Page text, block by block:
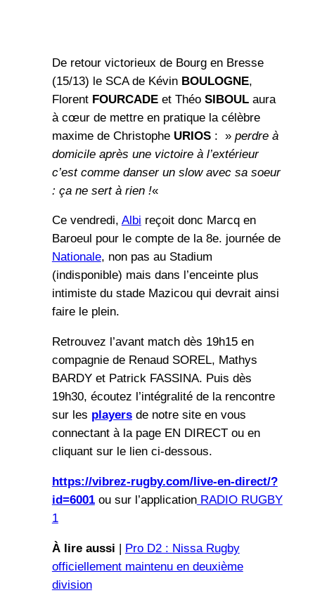
De retour victorieux de Bourg en Bresse
(15/13) le SCA de Kévin BOULOGNE,
Florent FOURCADE et Théo SIBOUL aura
à cœur de mettre en pratique la célèbre
maxime de Christophe URIOS : » perdre à
domicile après une victoire à l’extérieur
c’est comme danser un slow avec sa soeur
: ça ne sert à rien !«
Ce vendredi, Albi reçoit donc Marcq en
Baroeul pour le compte de la 8e. journée de
Nationale, non pas au Stadium
(indisponible) mais dans l’enceinte plus
intimiste du stade Mazicou qui devrait ainsi
faire le plein.
Retrouvez l’avant match dès 19h15 en
compagnie de Renaud SOREL, Mathys
BARDY et Patrick FASSINA. Puis dès
19h30, écoutez l’intégralité de la rencontre
sur les players de notre site en vous
connectant à la page EN DIRECT ou en
cliquant sur le lien ci-dessous.
https://vibrez-rugby.com/live-en-direct/?
id=6001ou sur l’applicationRADIO RUGBY
1
À lire aussi | Pro D2 : Nissa Rugby
officiellement maintenu en deuxième
division